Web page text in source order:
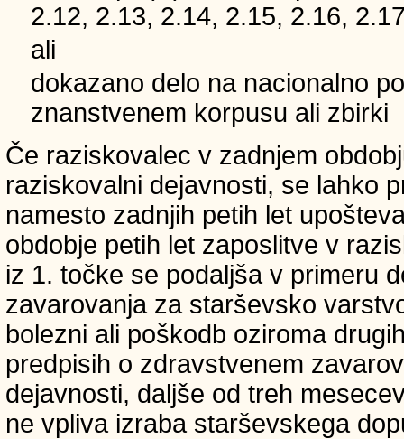
2.12, 2.13, 2.14, 2.15, 2.16,
ali
dokazano delo na nacionalno
znanstvenem korpusu ali zbirki
Če raziskovalec v zadnjem
raziskovalni dejavnosti, se lahko
namesto zadnjih petih let
obdobje petih let zaposlitve v
iz 1. točke se podaljša v primeru
zavarovanja za starševsko
bolezni ali poškodb oziroma
predpisih o zdravstvenem
dejavnosti, daljše od treh
ne vpliva izraba starševskega